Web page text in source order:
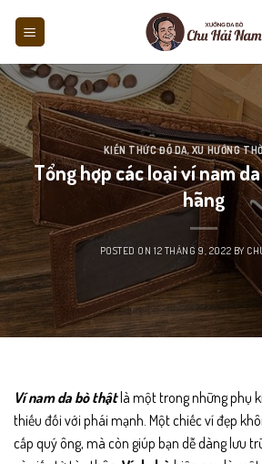
KIẾN THỨC ĐỒ DA,XU HƯỚNG
Tổng hợp các loại ví nam
hãng
POSTED ON12 THÁNG 9, 2022 BY
Ví nam da bò thậtlà một trong những phụ
thiếu đối với phái mạnh. Một chiếc ví đẹp
cấp quý ông, mà còn giúp bạn dễ dàng lưu